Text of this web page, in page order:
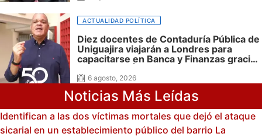
ACTUALIDAD POLÍTICA
Diez docentes de Contaduría Pública de
Uniguajira viajarán a Londres para
capacitarse en Banca y Finanzas gracias
6 agosto, 2026
Noticias Más Leídas
Identifican a las dos víctimas mortales que dejó el ataque
sicarial en un establecimiento público del barrio La